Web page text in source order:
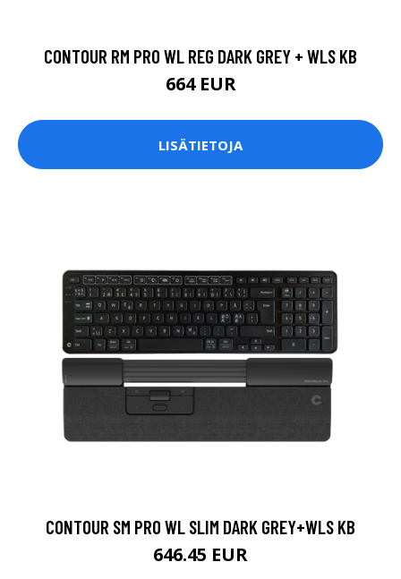
CONTOUR RM PRO WL REG DARK GREY + WLS KB
664 EUR
LISÄTIETOJA
CONTOUR SM PRO WL SLIM DARK GREY+WLS KB
646.45 EUR